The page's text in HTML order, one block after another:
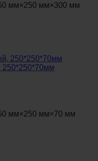
мм×250 мм×300 мм
250*250*70мм
мм×250 мм×70 мм